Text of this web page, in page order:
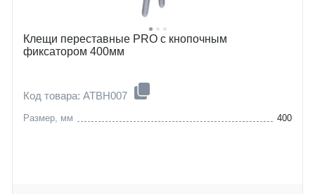
Клещи переставные PRO с кнопочным
фиксатором 400мм
Код товара: ATBH007
Размер, мм 400